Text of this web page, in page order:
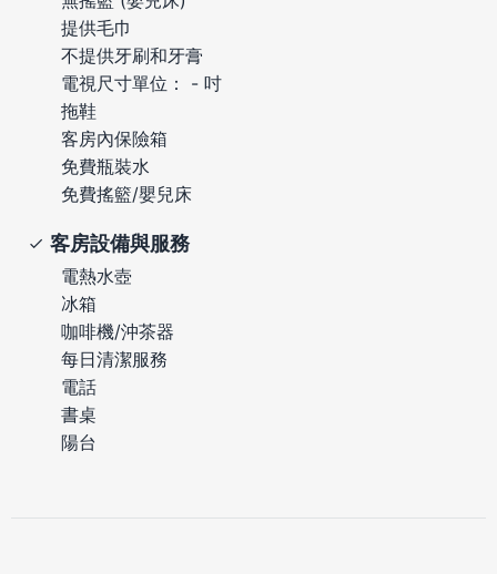
提供毛巾
不提供牙刷和牙膏
電視尺寸單位： - 吋
拖鞋
客房內保險箱
免費瓶裝水
免費搖籃/嬰兒床
客房設備與服務
電熱水壺
冰箱
咖啡機/沖茶器
每日清潔服務
電話
書桌
陽台